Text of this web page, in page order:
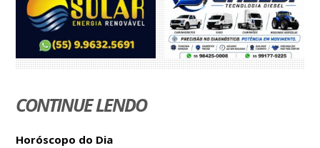
CONTINUE LENDO
Horóscopo do Dia